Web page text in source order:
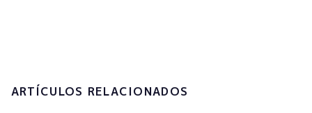
ARTÍCULOS RELACIONADOS